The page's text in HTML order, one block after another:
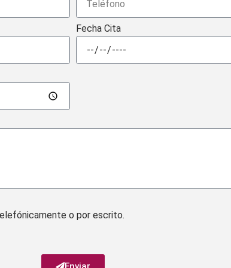
Fecha Cita
o por escrito.